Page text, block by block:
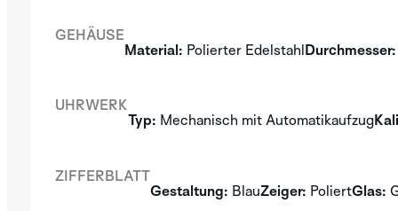
KOLLEKTION
GEHÄUSE
Material: Polierter EdelstahlDurchmesser:
UHRWERK
Typ: Mechanisch mit Automatikaufzug
ZIFFERBLATT
Gestaltung: BlauZeiger: PoliertGlas: